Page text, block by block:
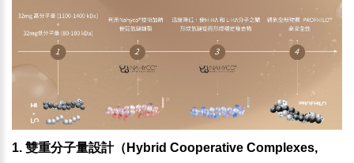
1. 雙重分子量設計（Hybrid Cooperative Complexes,